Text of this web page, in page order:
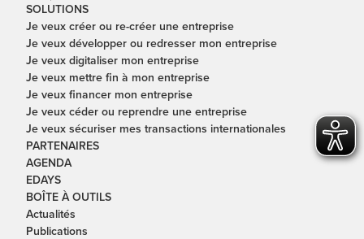
SOLUTIONS
Je veux créer ou re-créer une entreprise
Je veux développer ou redresser mon entreprise
Je veux digitaliser mon entreprise
Je veux mettre fin à mon entreprise
Je veux financer mon entreprise
Je veux céder ou reprendre une entreprise
Je veux sécuriser mes transactions internationales
PARTENAIRES
AGENDA
EDAYS
BOÎTE À OUTILS
Actualités
Publications